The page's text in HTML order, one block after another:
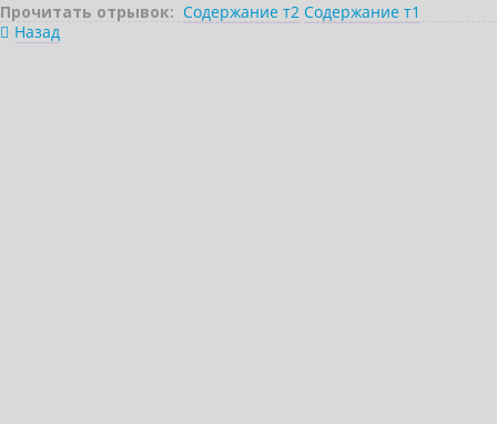
Прочитать отрывок: Содержание т2 Содержание т1
Назад